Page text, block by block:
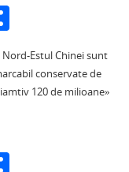
P
ar
ta
je
ză
Estul Chinei sunt
conservate de
120 de milioane»
P